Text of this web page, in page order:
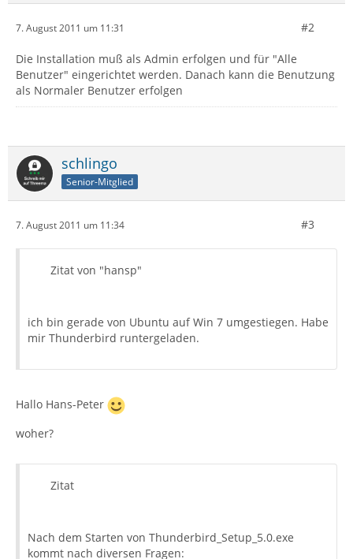
7. August 2011 um 11:31 #2
Die Installation muß als Admin erfolgen und für "Alle
Benutzer" eingerichtet werden. Danach kann die Benutzung
als Normaler Benutzer erfolgen
schlingo
Senior-Mitglied
7. August 2011 um 11:34 #3
Zitat von "hansp"
ich bin gerade von Ubuntu auf Win 7 umgestiegen. Habe
mir Thunderbird runtergeladen.
Hallo Hans-Peter
woher?
Zitat
Nach dem Starten von Thunderbird_Setup_5.0.exe
kommt nach diversen Fragen: